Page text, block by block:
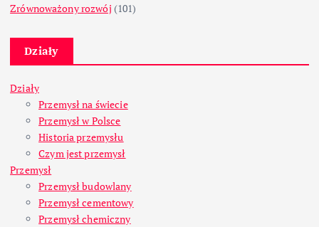
Zrównoważony rozwój (101)
Działy
Działy
Przemysł na świecie
Przemysł w Polsce
Historia przemysłu
Czym jest przemysł
Przemysł
Przemysł budowlany
Przemysł cementowy
Przemysł chemiczny